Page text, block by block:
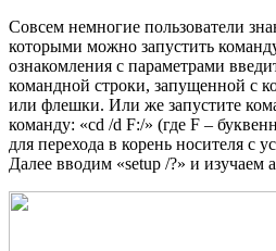
Совсем немногие пользователи
которыми можно запустить
ознакомления с параметрами
командной строки, запущенной с
или флешки. Или же запустите
команду: «cd /d F:/» (где F –
для перехода в корень носителя с
Далее вводим «setup /?» и изучаем